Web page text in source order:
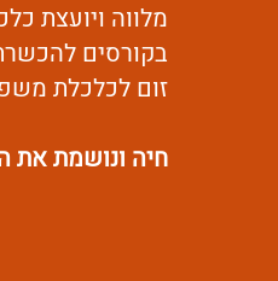
בקורסים
זום לכלכלת
חיה ונושמת את